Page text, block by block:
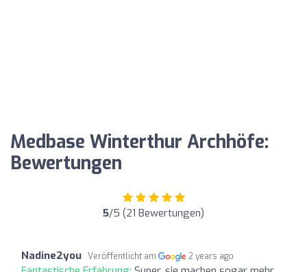
Medbase Winterthur Archhöfe:
Bewertungen
5/5 (21 Bewertungen)
Nadine2you Veröffentlicht am 2 years ago